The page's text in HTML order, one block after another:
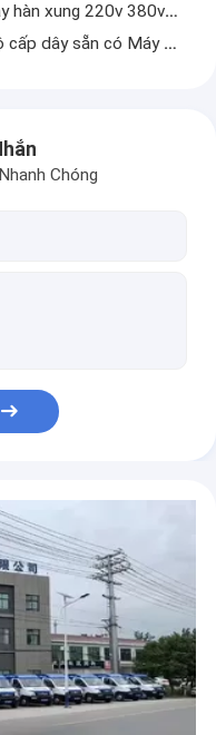
220v 380v cho dây 0.8mm
sẵn có Máy hàn Mig Mma
60A Cắt ba pha 20mm
năng đôi biến tần DC
tần DC Chu kỳ làm việc cao
Nhẹ một pha 220V
bụi Chống va đập ba pha
khoét lỗ công nghiệp
Chức năng xung nhẹ
Chóng